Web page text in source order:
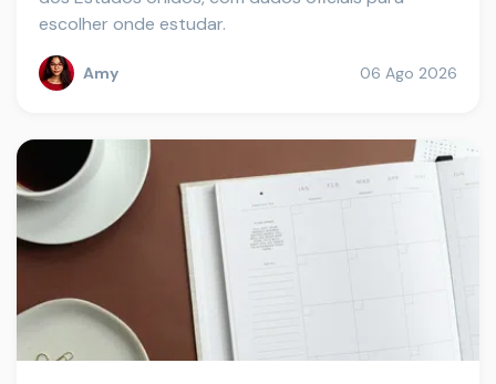
escolher onde estudar.
Amy 06 Ago 2026